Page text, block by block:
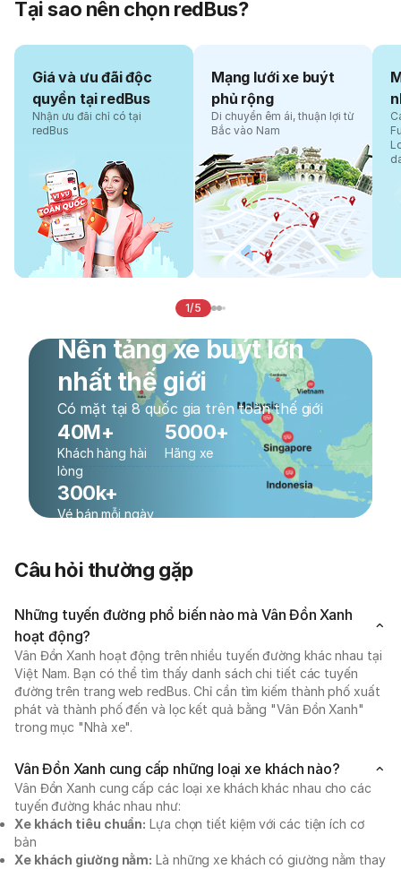
Tại sao nên chọn redBus?
Giá và ưu đãi độc
quyền tại redBus
Nhận ưu đãi chỉ có tại
redBus
Mạng lưới xe buýt
phủ rộng
Di chuyển êm ái, thuận lợi từ
Bắc vào Nam
1/5
Nền tảng xe buýt lớn
nhất thế giới
Có mặt tại 8 quốc gia trên toàn thế giới
40M+
Khách hàng hài
lòng
5000+
Hãng xe
300k+
Vé bán mỗi ngày
Câu hỏi thường gặp
Những tuyến đường phổ biến nào mà Vân Đồn Xanh
hoạt động?
Vân Đồn Xanh hoạt động trên nhiều tuyến đường khác nhau tại
Việt Nam. Bạn có thể tìm thấy danh sách chi tiết các tuyến
đường trên trang web redBus. Chỉ cần tìm kiếm thành phố xuất
phát và thành phố đến và lọc kết quả bằng "Vân Đồn Xanh"
trong mục "Nhà xe".
Vân Đồn Xanh cung cấp những loại xe khách nào?
Vân Đồn Xanh cung cấp các loại xe khách khác nhau cho các
tuyến đường khác nhau như:
Xe khách tiêu chuẩn: Lựa chọn tiết kiệm với các tiện ích cơ
bản
Xe khách giường nằm: Là những xe khách có giường nằm thay